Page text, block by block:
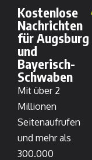
Kostenlose
Nachrichten
für Augsburg
und
Bayerisch-
Schwaben
Mit über 2
Millionen
Seitenaufrufen
und mehr als
300.000